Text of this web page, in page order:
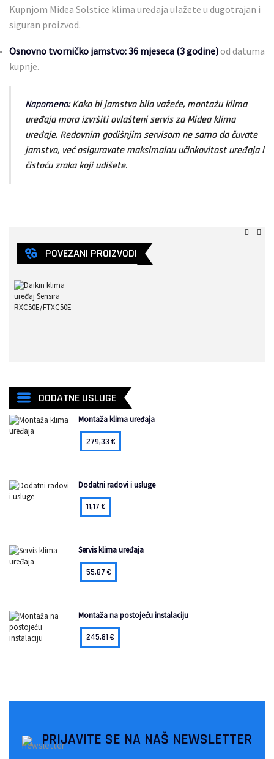
Kupnjom Midea Solstice klima uređaja ulažete u dugotrajan i
siguran proizvod.
Osnovno tvorničko jamstvo:36 mjeseca (3 godine)od datuma
kupnje.
Napomena:Kako bi jamstvo bilo važeće, montažu klima
uređaja mora izvršiti ovlašteni servis za Midea klima
uređaje. Redovnim godišnjim servisom ne samo da čuvate
jamstvo, već osiguravate maksimalnu učinkovitost uređaja i
čistoću zraka koji udišete.
POVEZANI PROIZVODI
DODATNE USLUGE
Montaža klima uređaja
279,33€
Dodatni radovi i usluge
11,17€
Servis klima uređaja
55,87€
Montaža na postojeću instalaciju
245,81€
PRIJAVITE SE NA NAŠ NEWSLETTER